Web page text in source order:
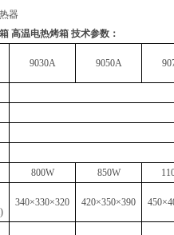
器
高温电热烤箱 技术参数 ：
9030A 9050A
800W 850W
340×330×320 420×350×390